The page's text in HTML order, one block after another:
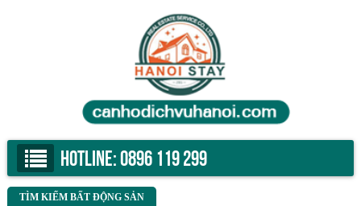
Hotline:0896 119 299
TÌM KIẾM BẤT ĐỘNG SẢN